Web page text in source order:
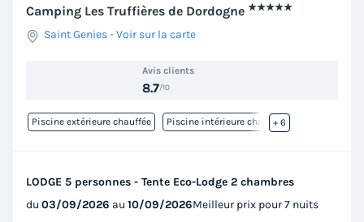
Camping Les Truffières de Dordogne ★★★★★
Saint Genies-Voir sur la carte
Avis clients
8.7/10
Piscine extérieure chauffée Piscine intérieure chauffée
+ 6
LODGE 5 personnes - Tente Eco-Lodge 2 chambres
du 03/09/2026 au 10/09/2026Meilleur prix pour 7 nuits